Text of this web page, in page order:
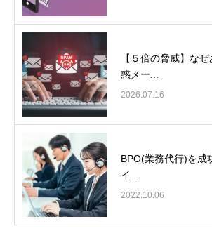
【５倍の脅威】な
惑メー...
2026.07.16
BPO(業務代行)を成
イ...
2022.10.06